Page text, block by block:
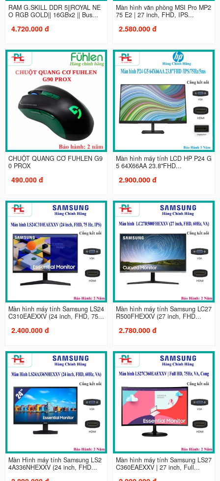
RAM G.SKILL DDR 5||ROYAL NE
O RGB GOLD|| 16GBx2 || Bus...
4.720.000 đ
Màn hình văn phòng MSI Pro MP2
75 E2 | 27 inch, FHD, IPS...
2.580.000 đ
CHUỘT QUANG CƠ FUHLEN G9
0 PROX
490.000 đ
Màn hình máy tính LCD HP P24 G
5 64X66AA 23.8"FHD...
2.900.000 đ
Màn hình máy tính Samsung LS24
C310EAEXXV (24 inch, FHD, 75...
2.400.000 đ
Màn hình máy tính Samsung LC27
R500FHEXXV (27 inch, FHD...
2.780.000 đ
Màn Hình máy tính Samsung LS2
4A336NHEXXV (24 inch, FHD...
Màn hình máy tính Samsung LS27
C360EAEXXV | 27 inch, Full...